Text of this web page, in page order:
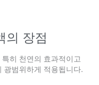
의 장점
히 천연의 효과적이고
광범위하게 적용됩니다.